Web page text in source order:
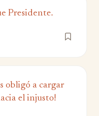
Presidente.
obligó a cargar
el injusto!